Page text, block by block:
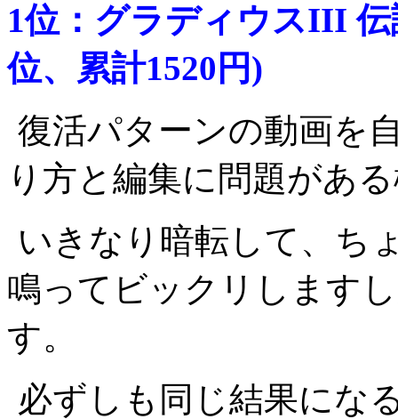
1位：グラディウスIII
位、累計1520円)
復活パターンの動画を
り方と編集に問題があ
いきなり暗転して、ち
鳴ってビックリします
す。
必ずしも同じ結果にな